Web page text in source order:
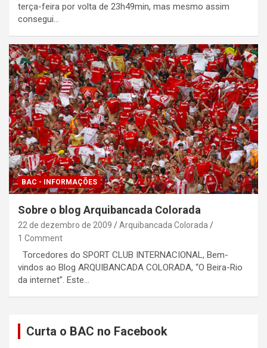
terça-feira por volta de 23h49min, mas mesmo assim
consegui…
BAC - INFORMAÇÕES
Sobre o blog Arquibancada Colorada
22 de dezembro de 2009
Arquibancada Colorada
1 Comment
Torcedores do SPORT CLUB INTERNACIONAL, Bem-
vindos ao Blog ARQUIBANCADA COLORADA, “O Beira-Rio
da internet”. Este…
Curta o BAC no Facebook